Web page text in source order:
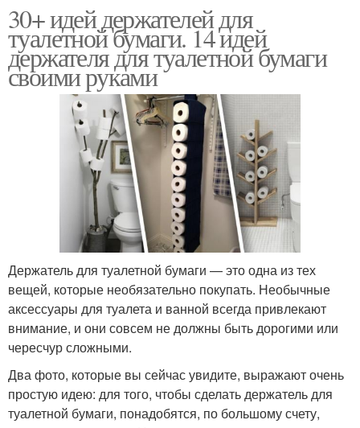
30+ идей держателей для
туалетной бумаги. 14 идей
держателя для туалетной бумаги
своими руками
Держатель для туалетной бумаги — это одна из тех
вещей, которые необязательно покупать. Необычные
аксессуары для туалета и ванной всегда привлекают
внимание, и они совсем не должны быть дорогими или
чересчур сложными.
Два фото, которые вы сейчас увидите, выражают очень
простую идею: для того, чтобы сделать держатель для
туалетной бумаги, понадобятся, по большому счету,